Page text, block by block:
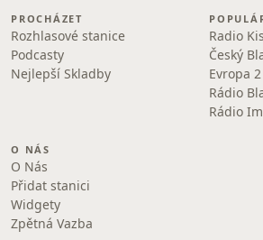
PROCHÁZET
Rozhlasové stanice
Podcasty
Nejlepší Skladby
Radio
Český
Evropa 2
Rádio
Rádio
O NÁS
O Nás
Přidat stanici
Widgety
Zpětná Vazba